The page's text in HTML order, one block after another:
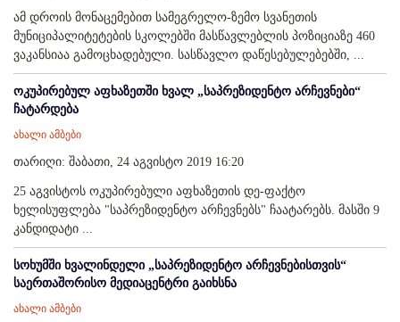
ამ დროის მონაცემებით სამეგრელო-ზემო სვანეთის
მუნიციპალიტეტების სკოლებში მასწავლებლის პოზიციაზე 460
ვაკანსიაა გამოცხადებული. სასწავლო დაწესებულებებში, ...
ოკუპირებულ აფხაზეთში ხვალ „საპრეზიდენტო არჩევნები“
ჩატარდება
ახალი ამბები
თარიღი: შაბათი, 24 აგვისტო 2019 16:20
25 აგვისტოს ოკუპირებული აფხაზეთის დე-ფაქტო
ხელისუფლება "საპრეზიდენტო არჩევნებს" ჩაატარებს. მასში 9
კანდიდატი ...
სოხუმში ხვალინდელი „საპრეზიდენტო არჩევნებისთვის“
საერთაშორისო მედიაცენტრი გაიხსნა
ახალი ამბები